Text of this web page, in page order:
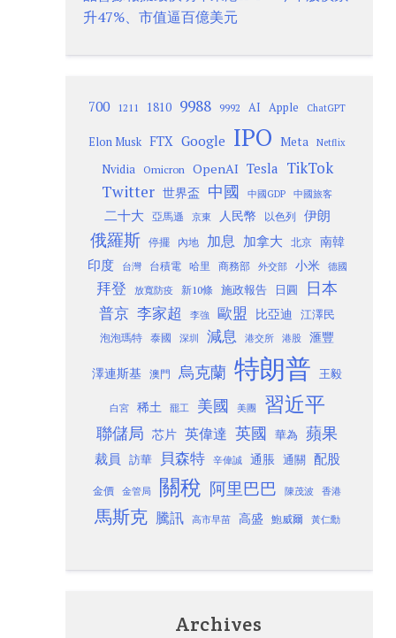
升47%、市值逼百億美元
700 1211 1810 9988 9992 AI Apple ChatGPT
Elon Musk FTX Google IPO Meta Netflix
Nvidia Omicron OpenAI Tesla TikTok
Twitter 世界盃 中國 中國GDP 中國旅客
二十大 亞馬遜 京東 人民幣 以色列 伊朗
俄羅斯 停擺 內地 加息 加拿大 北京
南韓
印度
台灣 台積電 哈里 商務部 外交部 小米 德國
拜登 放寬防疫 新10條 施政報告 日圓 日本
普京 李家超 李強 歐盟 比亞迪 江澤民
泡泡瑪特 泰國 深圳 減息 港交所 港股 滙豐
澤連斯基 澳門 烏克蘭 特朗普 王毅
白宮 稀土 罷工 美國 美團 習近平
聯儲局 芯片 英偉達 英國 華為 蘋果
裁員 訪華 貝森特 辛偉誠 通脹 通關 配股
金價 金管局 關稅 阿里巴巴 陳茂波 香港
馬斯克 騰訊 高市早苗 高盛 鮑威爾 黃仁勳
Archives